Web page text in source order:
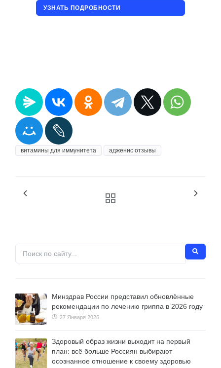
УЗНАТЬ ПОДРОБНОСТИ
витамины для иммунитета адженис отзывы
Минздрав России представил обновлённые
рекомендации по лечению гриппа в 2026 году
27 Января 2026
Здоровый образ жизни выходит на первый
план: всё больше Россиян выбирают
осознанное отношение к своему здоровью